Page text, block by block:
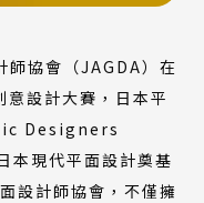
師協會 （JAGDA） 在
設計大賽， 日本平
Designers
本現代平面設計奠基
設計師協會，不僅擁